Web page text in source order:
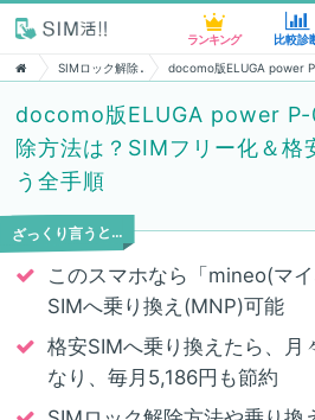
ランキング 比較診
SIMロック解除 docomo版ELUGA power
docomo版ELUGA power P-
除方法は？SIMフリー化＆
う全手順
ざっくり言うと…
このスマホなら「mineo(マ
SIMへ乗り換え(MNP)可能
格安SIMへ乗り換えたら、
なり、毎月5,186円も節約
ランキング 比較診